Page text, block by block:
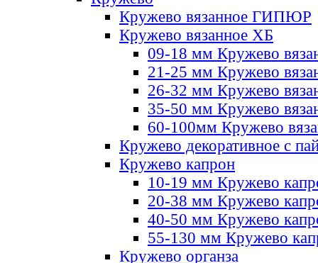
Кружево вязанное ГИПЮР
Кружево вязанное ХБ
09-18 мм Кружево
21-25 мм Кружево
26-32 мм Кружево
35-50 мм Кружево
60-100мм Кружево
Кружево декоративное с
Кружево капрон
10-19 мм Кружево
20-38 мм Кружево
40-50 мм Кружево
55-130 мм Кружево
Кружево органза